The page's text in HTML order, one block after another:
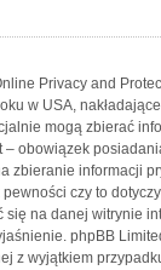
Privacy and
w USA,
mogą zbierać
– obowiązek
zbieranie informacji
czy to
na danej witrynie
phpBB
z wyjątkiem